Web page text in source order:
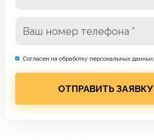
Согласен на обработку персональных данных
ОТПРАВИТЬ ЗАЯВКУ